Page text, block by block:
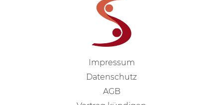
Impressum
Datenschutz
AGB